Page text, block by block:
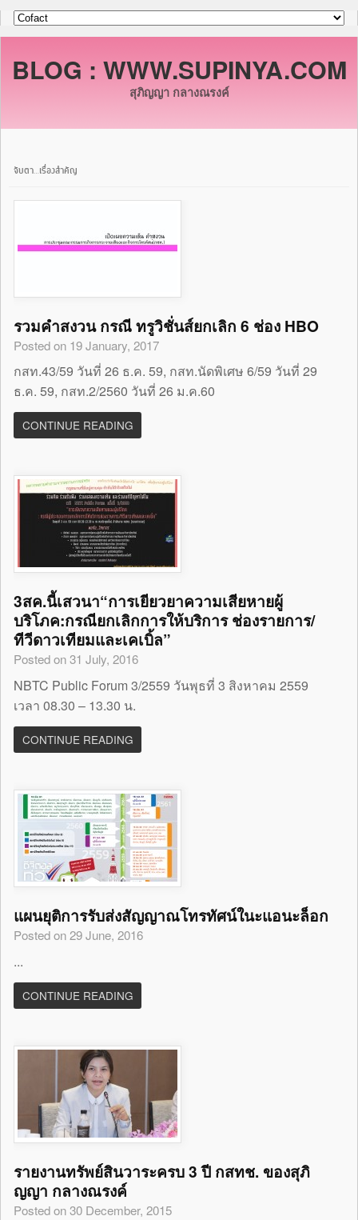
BLOG : WWW.SUPINYA.COM
สุภิญญา กลางณรงค์
จับตา…เรื่องสำคัญ
รวมคำสงวน กรณี ทรูวิชั่นส์ยกเลิก 6 ช่อง HBO
Posted on 19 January, 2017
กสท.43/59 วันที่ 26 ธ.ค. 59, กสท.นัดพิเศษ 6/59 วันที่ 29
ธ.ค. 59, กสท.2/2560 วันที่ 26 ม.ค.60
CONTINUE READING
3สค.นี้เสวนา“การเยียวยาความเสียหายผู้
บริโภค:กรณียกเลิกการให้บริการ ช่องรายการ/
ทีวีดาวเทียมและเคเบิ้ล”
Posted on 31 July, 2016
NBTC Public Forum 3/2559 วันพุธที่ 3 สิงหาคม 2559
เวลา 08.30 – 13.30 น.
CONTINUE READING
แผนยุติการรับส่งสัญญาณโทรทัศน์ในะแอนะล็อก
Posted on 29 June, 2016
...
CONTINUE READING
รายงานทรัพย์สินวาระครบ 3 ปี กสทช. ของสุภิ
ญญา กลางณรงค์
Posted on 30 December, 2015